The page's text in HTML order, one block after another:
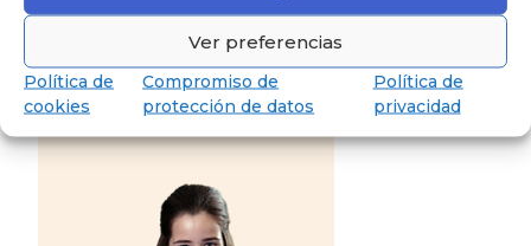
Ver preferencias
Política de
cookies
Compromiso de
protección de datos
Política de
privacidad
Découvrez notre pédagogie pour l’école
maternelle et primaire
Jusqu’à l’âge de 18 ans, préparation au